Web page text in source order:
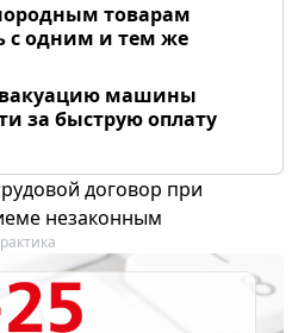
товарам
с одним и тем же
машины
за быструю оплату
договор при
незаконным